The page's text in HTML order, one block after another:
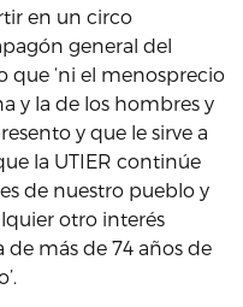
en un circo
general del
que ‘ni el menosprecio
y la de los hombres y
y que le sirve a
la UTIER continúe
de nuestro pueblo y
otro interés
de más de 74 años de